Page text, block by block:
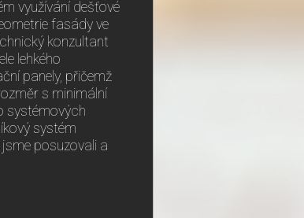
využívání dešťové
fasády ve
konzultant
lehkého
panely, přičemž
s minimální
systémových
systém
posuzovali a